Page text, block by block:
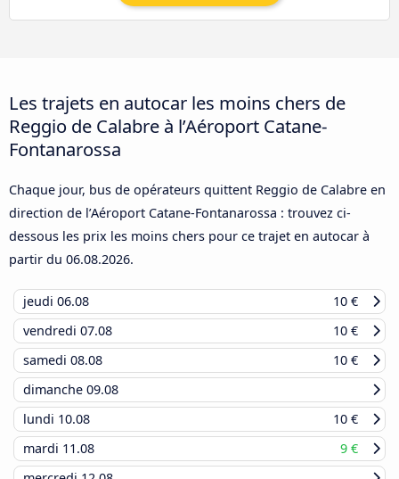
Les trajets en autocar les moins chers de
Reggio de Calabre à l’Aéroport Catane-
Fontanarossa
Chaque jour, bus de opérateurs quittent Reggio de Calabre en
direction de l’Aéroport Catane-Fontanarossa : trouvez ci-
dessous les prix les moins chers pour ce trajet en autocar à
partir du 06.08.2026.
jeudi 06.08
10 €
vendredi 07.08
10 €
samedi 08.08
10 €
dimanche 09.08
lundi 10.08
10 €
mardi 11.08
9 €